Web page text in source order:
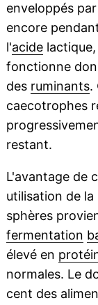
enveloppés
encore
l'acidelactique,
fonctionne
des ruminants.
caecotrophes
restant.
L'avantage de
utilisation de
sphères
fermentation
élevé en
normales. Le
cent des